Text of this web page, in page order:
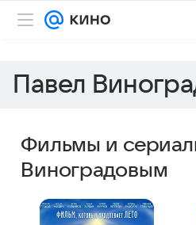
Павел
Фильмы и
Виноградовым